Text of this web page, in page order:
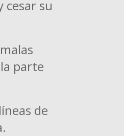
cesar su
parte
de